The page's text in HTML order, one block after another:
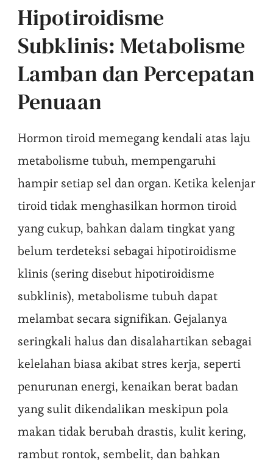
Hipotiroidisme
Subklinis: Metabolisme
Lamban dan Percepatan
Penuaan
Hormon tiroid memegang kendali atas laju
metabolisme tubuh, mempengaruhi
hampir setiap sel dan organ. Ketika kelenjar
tiroid tidak menghasilkan hormon tiroid
yang cukup, bahkan dalam tingkat yang
belum terdeteksi sebagai hipotiroidisme
klinis (sering disebut hipotiroidisme
subklinis), metabolisme tubuh dapat
melambat secara signifikan. Gejalanya
seringkali halus dan disalahartikan sebagai
kelelahan biasa akibat stres kerja, seperti
penurunan energi, kenaikan berat badan
yang sulit dikendalikan meskipun pola
makan tidak berubah drastis, kulit kering,
rambut rontok, sembelit, dan bahkan